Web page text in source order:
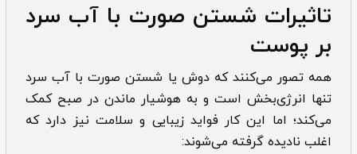
تاثیرات شستن صورت با آب سرد
بر پوست
همه تصور می‌کنند که دوش یا شستن صورت با آب سرد
تنها انرژی‌بخش است و به هوشیار ماندن در صبح کمک
می‌کند؛ اما این کار فواید زیبایی و سلامت نیز دارد که
اغلب نادیده گرفته می‌شوند: